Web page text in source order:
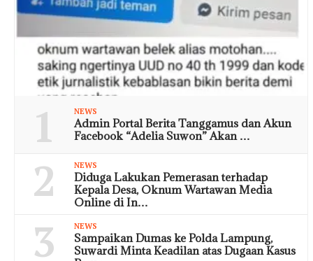
1 NEWS
Admin Portal Berita Tanggamus dan Akun
Facebook “Adelia Suwon” Akan …
2 NEWS
Diduga Lakukan Pemerasan terhadap
Kepala Desa, Oknum Wartawan Media
Online di In…
3 NEWS
Sampaikan Dumas ke Polda Lampung,
Suwardi Minta Keadilan atas Dugaan Kasus